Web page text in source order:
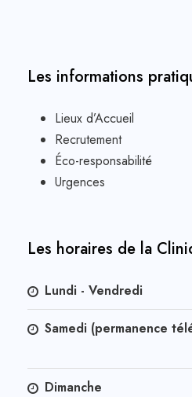
Les informations
Lieux d’Accueil
Recrutement
Éco-responsabilité
Urgences
Les horaires de la
Lundi - Vendredi
Samedi (permanence
Dimanche